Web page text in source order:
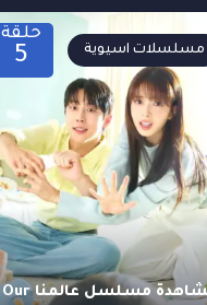
حلقة
5
مشاهدة مسلسل عالمنا Our
مسلسلات اسيوية